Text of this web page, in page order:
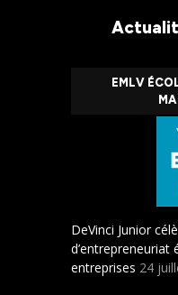
EMLV
DeVinci Junior
d’entrepreneuriat
entreprises 24